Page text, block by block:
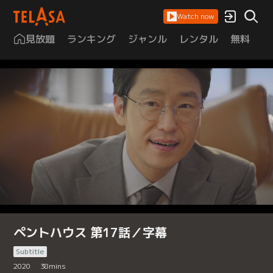
Watch now
見放題 ランキング ジャンル レンタル 無料
ペントハウス 第17話／字幕
Subtitle
2020
38mins